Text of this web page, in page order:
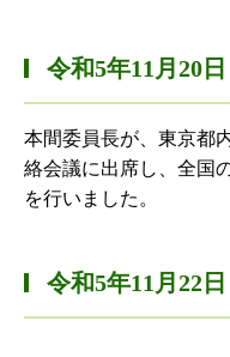
令和5年11月20日
本間委員長が、東京都
絡会議に出席し、全国
を行いました。
令和5年11月22日